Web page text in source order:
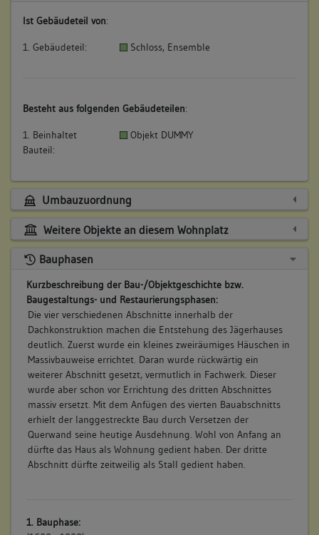
Ist Gebäudeteil von:
1. Gebäudeteil: Schloss, Ensemble
Besteht aus folgenden Gebäudeteilen:
1. Beinhaltet
Bauteil:
Objekt DUMMY
Umbauzuordnung
Weitere Objekte an diesem Wohnplatz
Bauphasen
Kurzbeschreibung der Bau-/Objektgeschichte bzw.
Baugestaltungs- und Restaurierungsphasen:
Die vier verschiedenen Abschnitte innerhalb der
Dachkonstruktion machen die Entstehung des Jägerhauses
deutlich. Zuerst wurde ein kleines zweiräumiges Häuschen in
Massivbauweise errichtet. Daran wurde rückwärtig ein
weiterer Abschnitt gesetzt, vermutlich in Fachwerk. Dieser
wurde aber schon vor Errichtung des dritten Abschnittes
massiv ersetzt. Mit dem Anfügen des vierten Bauabschnitts
erhielt der langgestreckte Bau durch Versetzen der
Querwand seine heutige Ausdehnung. Wohl von Anfang an
dürfte das Haus als Wohnung gedient haben. Der dritte
Abschnitt dürfte zeitweilig als Stall gedient haben.
1. Bauphase: